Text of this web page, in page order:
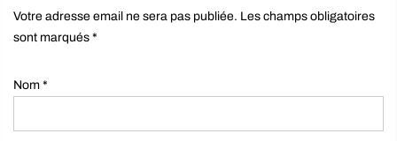
Votre adresse email ne sera pas publiée. Les champs obligatoires
sont marqués *
Nom *